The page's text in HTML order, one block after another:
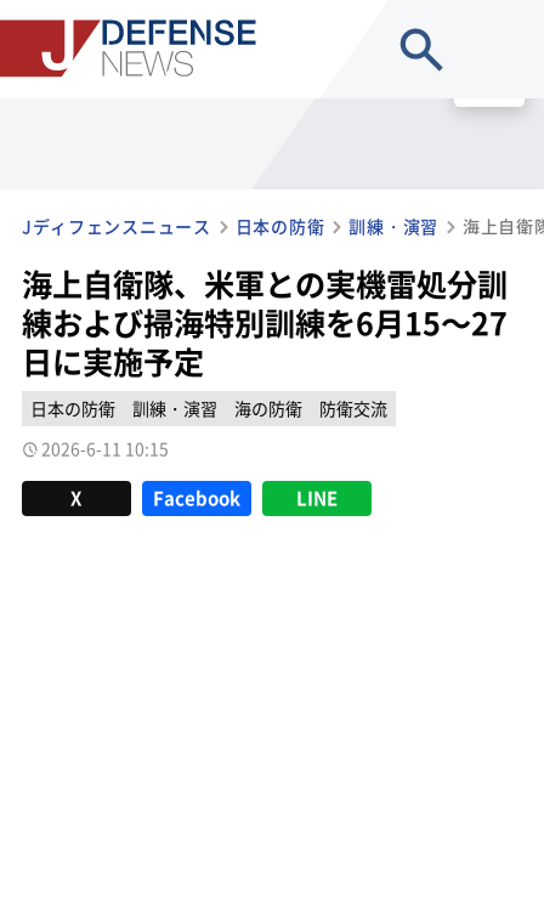
Jディフェンスニュース 日本の防衛 訓練・演習
海上自衛隊、米軍との実機雷処分訓
練および掃海特別訓練を6月15～27
日に実施予定
日本の防衛 訓練・演習 海の防衛
防衛交流
2026-6-11 10:15
X Facebook LINE